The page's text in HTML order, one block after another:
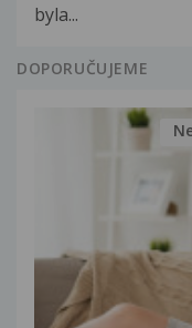
byla...
DOPORUČUJEME